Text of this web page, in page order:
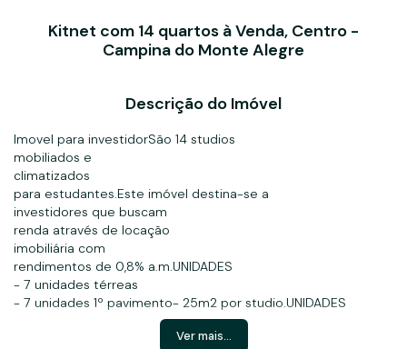
Kitnet com 14 quartos à Venda, Centro -
Campina do Monte Alegre
Descrição do Imóvel
Imovel para investidorSão 14 studios
mobiliados e
climatizados
para estudantes.Este imóvel destina-se a
investidores que buscam
renda através de locação
imobiliária com
rendimentos de 0,8% a.m.UNIDADES
- 7 unidades térreas
- 7 unidades 1º pavimento- 25m2 por studio.UNIDADES
Ver mais...